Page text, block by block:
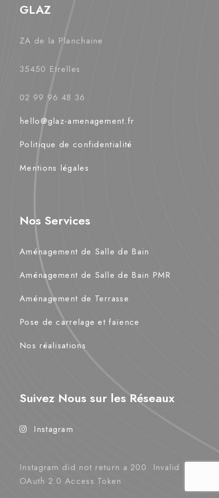
GLAZ
ZA de la Planchaine
35450 Etrelles
02 99 96 48 36
hello@glaz-amenagement.fr
Politique de confidentialité
Mentions légales
Nos Services
Aménagement de Salle de Bain
Aménagement de Salle de Bain PMR
Aménagement de Terrasse
Pose de carrelage et faïence
Nos réalisations
Suivez Nous sur les Réseaux
Instagram
Instagram did not return a 200. Invalid
OAuth 2.0 Access Token